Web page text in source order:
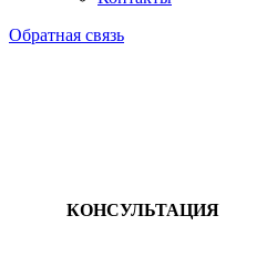
Обратная связь
КОНСУЛЬТАЦИЯ